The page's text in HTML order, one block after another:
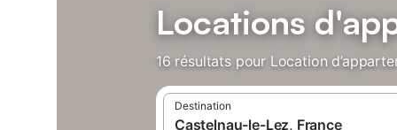
Locations
16 résultats pour Location
Destination